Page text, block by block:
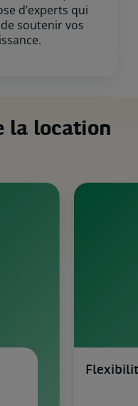
d’experts qui
soutenir vos
la location